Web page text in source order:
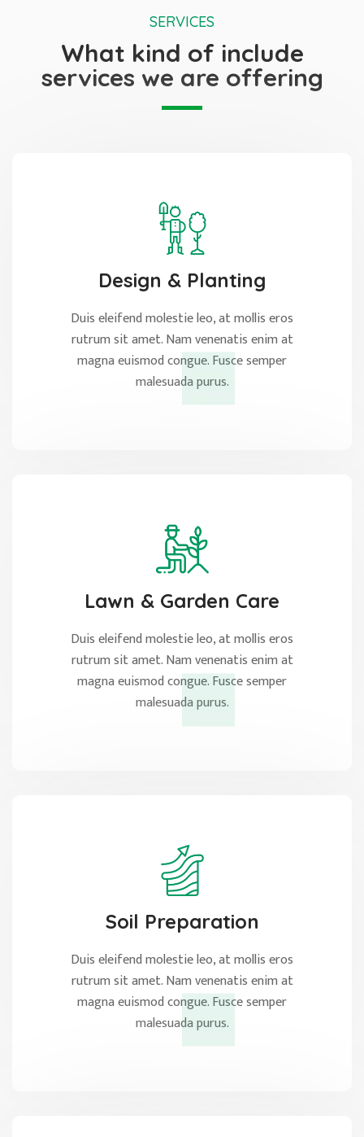
SERVICES
What kind of include
services we are offering
Design & Planting
Duis eleifend molestie leo, at mollis eros
rutrum sit amet. Nam venenatis enim at
magna euismod congue. Fusce semper
malesuada purus.
Lawn & Garden Care
Duis eleifend molestie leo, at mollis eros
rutrum sit amet. Nam venenatis enim at
magna euismod congue. Fusce semper
malesuada purus.
Soil Preparation
Duis eleifend molestie leo, at mollis eros
rutrum sit amet. Nam venenatis enim at
magna euismod congue. Fusce semper
malesuada purus.